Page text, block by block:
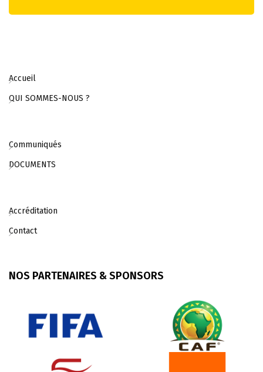
Accueil
QUI SOMMES-NOUS ?
Communiqués
DOCUMENTS
Accréditation
Contact
NOS PARTENAIRES & SPONSORS